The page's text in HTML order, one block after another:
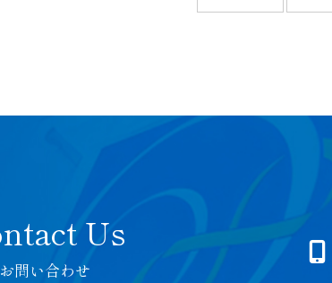
お問い合わせ